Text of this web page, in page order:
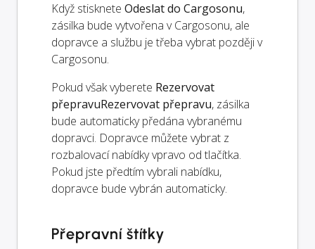
Když stisknete Odeslat do Cargosonu,
zásilka bude vytvořena v Cargosonu, ale
dopravce a službu je třeba vybrat později v
Cargosonu.
Pokud však vyberete Rezervovat
přepravuRezervovat přepravu, zásilka
bude automaticky předána vybranému
dopravci. Dopravce můžete vybrat z
rozbalovací nabídky vpravo od tlačítka.
Pokud jste předtím vybrali nabídku,
dopravce bude vybrán automaticky.
Přepravní štítky